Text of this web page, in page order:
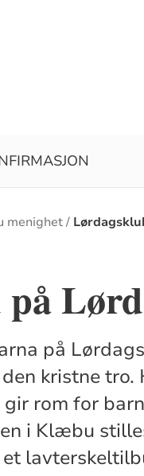
menighet
på
kristne
rom for
i Klæbu